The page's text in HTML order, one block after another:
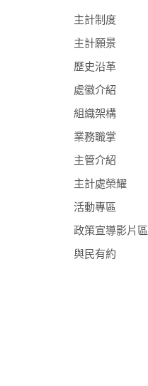
主計制度
主計願景
歷史沿革
處徽介紹
組織架構
業務職掌
主管介紹
主計處榮耀
活動專區
政策宣導影片區
與民有約